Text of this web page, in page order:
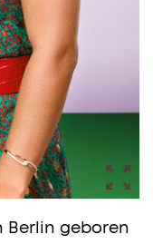
Berlin geboren